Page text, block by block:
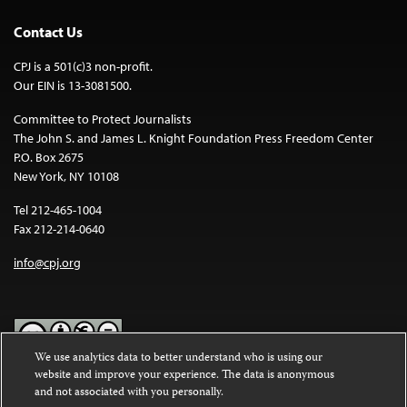
Contact Us
CPJ is a 501(c)3 non-profit.
Our EIN is 13-3081500.
Committee to Protect Journalists
The John S. and James L. Knight Foundation Press Freedom Center
P.O. Box 2675
New York, NY 10108
Tel 212-465-1004
Fax 212-214-0640
info@cpj.org
Except where noted, text on this website is licensed under a
Commons Attribution-NonCommercial-NoDerivatives 4.0
We use analytics data to better understand who is using our
website and improve your experience. The data is anonymous
and not associated with you personally.